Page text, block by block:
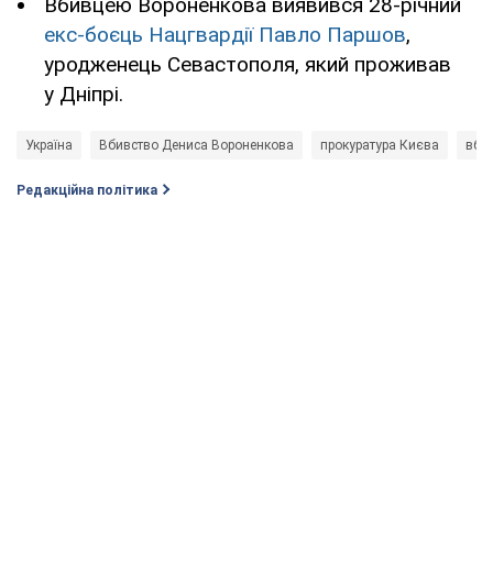
Вбивцею Вороненкова виявився 28-річний
екс-боєць Нацгвардії Павло Паршов,
уродженець Севастополя, який проживав
у Дніпрі.
Україна Вбивство Дениса Вороненкова прокуратура Києва
Редакційна політика